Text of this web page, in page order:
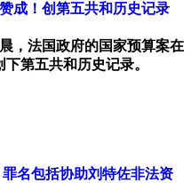
成！创第五共和历史记录
，法国政府的国家预算案在
第五共和历史记录。
名包括协助刘特佐非法资